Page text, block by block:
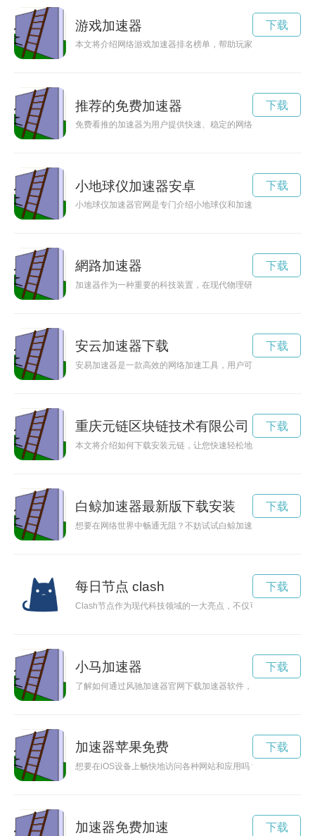
游戏加速器
本文将介绍网络游戏加速器排名榜单，帮助玩家选择适合的加
下载
推荐的免费加速器
免费看推的加速器为用户提供快速、稳定的网络连接，让用户
下载
小地球仪加速器安卓
小地球仪加速器官网是专门介绍小地球仪和加速器知识的网站
下载
網路加速器
加速器作为一种重要的科技装置，在现代物理研究和应用领域
下载
安云加速器下载
安易加速器是一款高效的网络加速工具，用户可以通过ios设备
下载
重庆元链区块链技术有限公司
本文将介绍如何下载安装元链，让您快速轻松地体验这款优秀的
下载
白鲸加速器最新版下载安装
想要在网络世界中畅通无阻？不妨试试白鲸加速器app，通过官
下载
每日节点 clash
Clash节点作为现代科技领域的一大亮点，不仅可以保护用户
下载
小马加速器
了解如何通过风驰加速器官网下载加速器软件，提高网络速度和
下载
加速器苹果免费
想要在iOS设备上畅快地访问各种网站和应用吗？那就赶快下
下载
加速器免费加速 下载